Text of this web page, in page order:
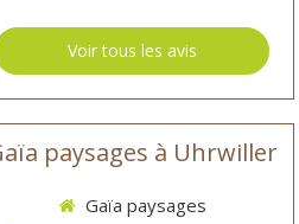
Voir tous les avis
paysages à Uhrwiller
Gaïa paysages